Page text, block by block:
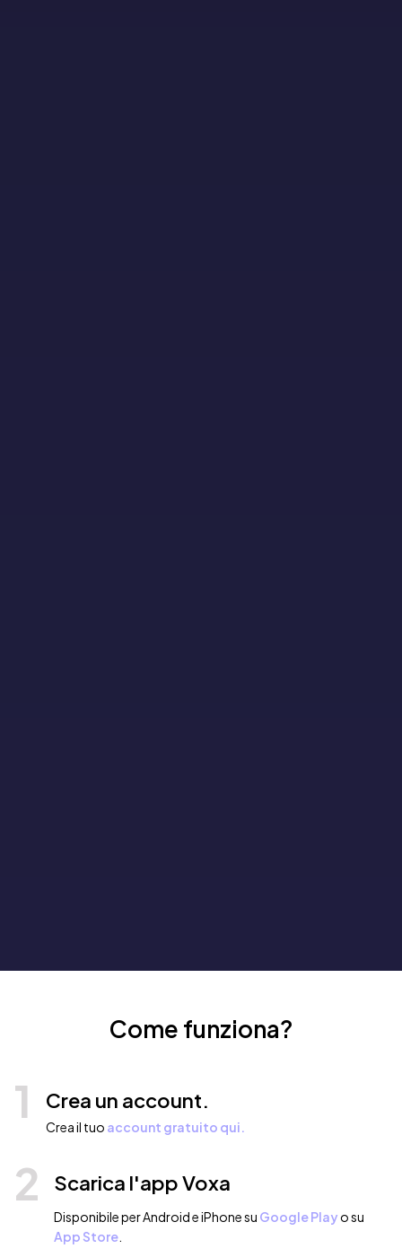
Come funziona?
1 Crea un account.
Crea il tuo account gratuito qui.
2 Scarica l'app Voxa
Disponibile per Android e iPhone su Google Playo su
App Store